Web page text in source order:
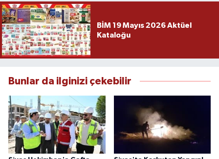
BİM 19 Mayıs 2026 Aktüel
Kataloğu
Bunlar da ilginizi çekebilir